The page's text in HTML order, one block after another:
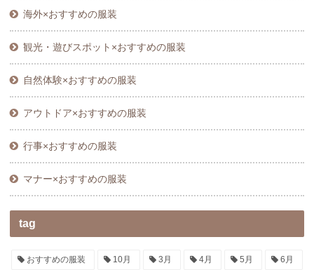
海外×おすすめの服装
観光・遊びスポット×おすすめの服装
自然体験×おすすめの服装
アウトドア×おすすめの服装
行事×おすすめの服装
マナー×おすすめの服装
tag
おすすめの服装 10月 3月 4月 5月 6月